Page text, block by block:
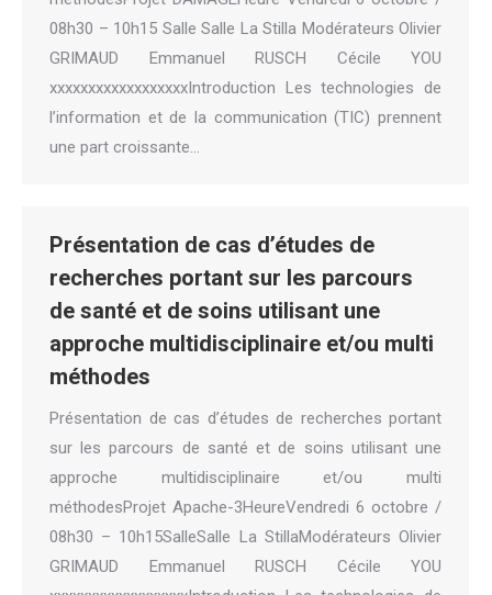
08h30 – 10h15 Salle Salle La Stilla Modérateurs Olivier
GRIMAUD Emmanuel RUSCH Cécile YOU
xxxxxxxxxxxxxxxxxxIntroduction Les technologies de
l’information et de la communication (TIC) prennent
une part croissante…
Présentation de cas d’études de
recherches portant sur les parcours
de santé et de soins utilisant une
approche multidisciplinaire et/ou multi
méthodes
Présentation de cas d’études de recherches portant
sur les parcours de santé et de soins utilisant une
approche multidisciplinaire et/ou multi
méthodesProjet Apache-3HeureVendredi 6 octobre /
08h30 – 10h15SalleSalle La StillaModérateurs Olivier
GRIMAUD Emmanuel RUSCH Cécile YOU